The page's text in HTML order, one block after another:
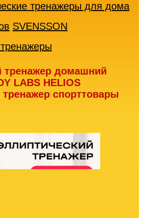
тренажеры для дома
SVENSSON
тренажер домашний
LABS HELIOS
спорттовары